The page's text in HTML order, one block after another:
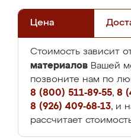
Цена
Стоимость зависит
материалов Вашей
позвоните нам по
8 (800) 511-89-55, 8
8 (926) 409-68-13, и
рассчитает